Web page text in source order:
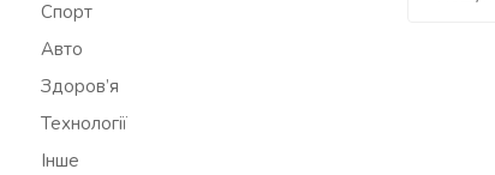
Спорт
Авто
Здоров’я
Технології
Інше